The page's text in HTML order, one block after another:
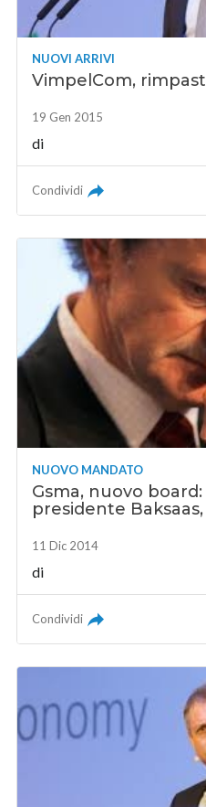
NUOVI ARRIVI
VimpelCom,
19 Gen 2015
di
Condividi
NUOVO MANDATO
Gsma, nuovo
presidente
11 Dic 2014
di
Condividi